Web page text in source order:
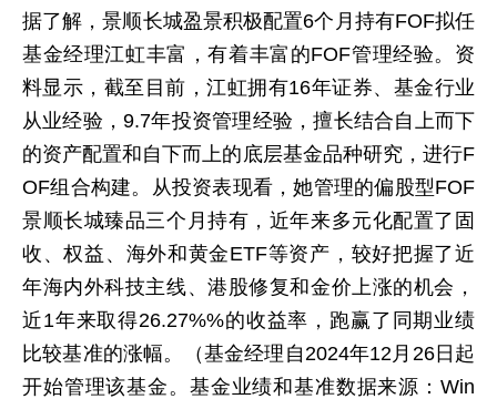
据了解，景顺长城盈景积极配置6个月持有FOF拟任
基金经理江虹丰富，有着丰富的FOF管理经验。资
料显示，截至目前，江虹拥有16年证券、基金行业
从业经验，9.7年投资管理经验，擅长结合自上而下
的资产配置和自下而上的底层基金品种研究，进行F
OF组合构建。从投资表现看，她管理的偏股型FOF
景顺长城臻品三个月持有，近年来多元化配置了固
收、权益、海外和黄金ETF等资产，较好把握了近
年海内外科技主线、港股修复和金价上涨的机会，
近1年来取得26.27%%的收益率，跑赢了同期业绩
比较基准的涨幅。（基金经理自2024年12月26日起
开始管理该基金。基金业绩和基准数据来源：Win